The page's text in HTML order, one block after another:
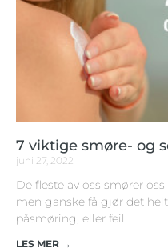
7 viktige smøre- og
juni 27, 2022
De fleste av oss smører
men ganske få gjør det
påsmøring, eller feil
LES MER →